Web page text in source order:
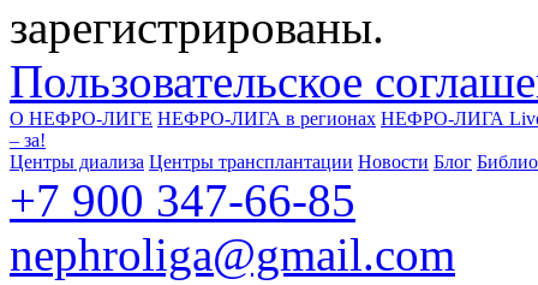
зарегистрированы.
Пользовательское
О НЕФРО-ЛИГЕ НЕФРО-ЛИГА в регионах НЕФРО-ЛИГА
‒ за!
Центры диализа Центры трансплантации Новости Блог
+7 900 347-66-85
nephroliga@gmail.com